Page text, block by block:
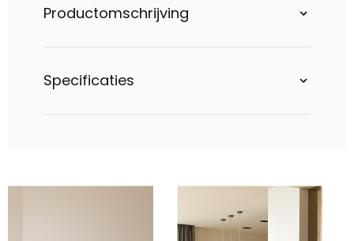
Productomschrijving
Specificaties